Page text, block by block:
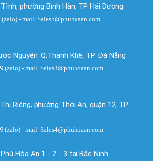
phường Bình Hàn, TP Hải Dương
- mail: Sales5@phuhoaan.com
Nguyên, Q.Thanh Khê, TP. Đà Nẵng
(zalo) - mail: Sales3@phuhoaan.com
Riêng, phường Thới An, quận 12, TP
(zalo) - mail: Sales4@phuhoaan.com
Hòa An 1 - 2 - 3 tại Bắc Ninh